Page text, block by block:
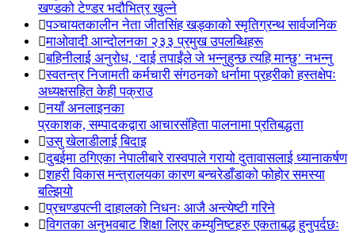
खण्डको टेण्डर भदौभित्र खुल्ने
पञ्चायतकालीन नेता जीतसिंह खड्काको स्मृतिग्रन्थ सार्वजनिक
माओवादी आन्दोलनका २३३ प्रमुख उपलब्धिहरू
बहिनीलाई अनुरोध, ‘दाई तपाईंले जे भन्नुहुन्छ त्यहि मान्छु’ नभन्नु
स्वतन्त्र निजामती कर्मचारी संगठनको धर्नामा प्रहरीको हस्तक्षेपः
अध्यक्षसहित केही पक्राउ
नयाँ अनलाइनका
प्रकाशक, सम्पादकद्वारा आचारसंहिता पालनामा प्रतिबद्धता
उसु खेलाडीलाई बिदाइ
दुबईमा ठगिएका नेपालीबारे रास्वपाले गरायो दुतावासलाई ध्यानाकर्षण
शहरी विकास मन्त्रालयका कारण बन्चरेडाँडाको फोहोर समस्या
बल्झियो
प्रचण्डपत्नी दाहालको निधनः आजै अन्त्येष्टी गरिने
विगतका अनुभवबाट शिक्षा लिएर कम्युनिष्टहरु एकताबद्ध हुनुपर्दछः